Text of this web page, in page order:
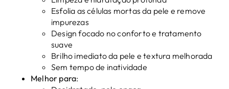
Esfolia as células mortas da pele e remove
impurezas
Design focado no conforto e tratamento
suave
Brilho imediato da pele e textura melhorada
Sem tempo de inatividade
Melhor para: